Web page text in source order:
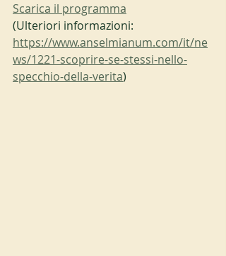
Scarica il programma
(Ulteriori informazioni:
https://www.anselmianum.com/it/ne
ws/1221-scoprire-se-stessi-nello-
specchio-della-verita)